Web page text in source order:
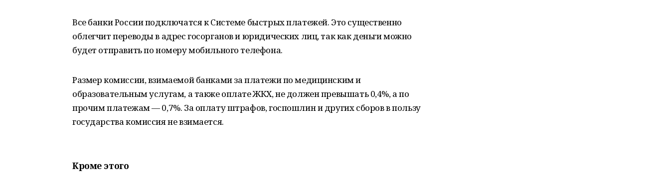
Все банки России подключатся к Системе быстрых платежей. Это существенно
облегчит переводы в адрес госорганов и юридических лиц, так как деньги можно
будет отправить по номеру мобильного телефона.
Размер комиссии, взимаемой банками за платежи по медицинским и
образовательным услугам, а также оплате ЖКХ, не должен превышать 0,4%, а по
прочим платежам — 0,7%. За оплату штрафов, госпошлин и других сборов в пользу
государства комиссия не взимается.
Кроме этого